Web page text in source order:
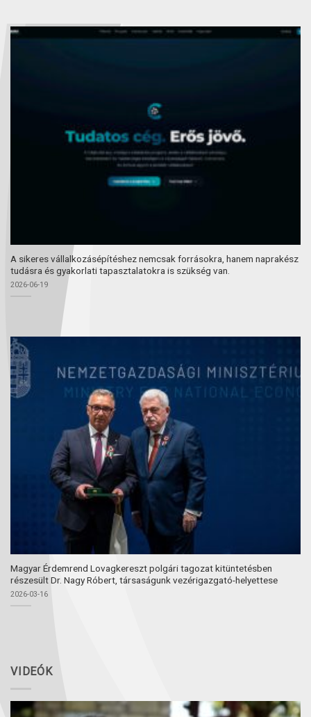
A sikeres vállalkozásépítéshez nemcsak forrásokra, hanem naprakész
tudásra és gyakorlati tapasztalatokra is szükség van.
2026-06-19
Magyar Érdemrend Lovagkereszt polgári tagozat kitüntetésben
részesült Dr. Nagy Róbert, társaságunk vezérigazgató-helyettese
2026-03-16
VIDEÓK